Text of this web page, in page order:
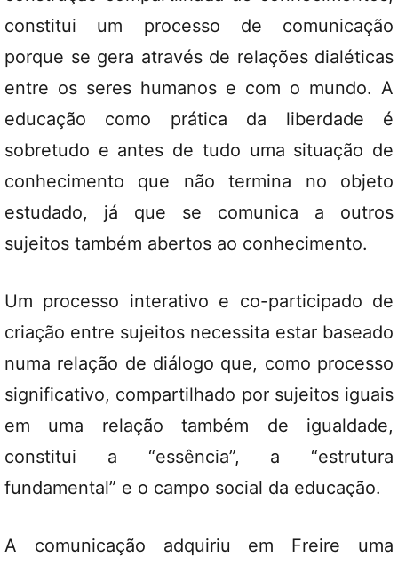
constitui um processo de comunicação
porque se gera através de relações dialéticas
entre os seres humanos e com o mundo. A
educação como prática da liberdade é
sobretudo e antes de tudo uma situação de
conhecimento que não termina no objeto
estudado, já que se comunica a outros
sujeitos também abertos ao conhecimento.
Um processo interativo e co-participado de
criação entre sujeitos necessita estar baseado
numa relação de diálogo que, como processo
significativo, compartilhado por sujeitos iguais
em uma relação também de igualdade,
constitui a “essência”, a “estrutura
fundamental” e o campo social da educação.
A comunicação adquiriu em Freire uma